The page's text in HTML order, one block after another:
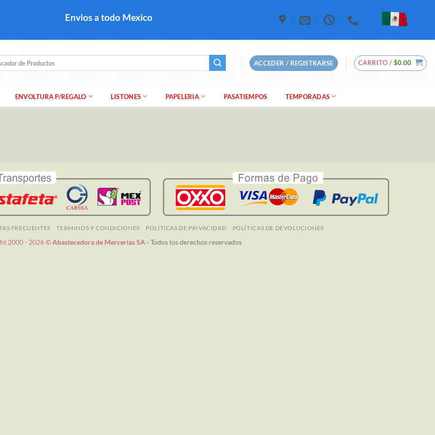
Envios a todo Mexico
ACCEDER / REGISTRARSE CARRITO / $0.00
ENVOLTURA P/REGALO LISTONES PAPELERIA PASATIEMPOS TEMPORADAS
FRECUENTES TERMINOS Y CONDICIONES POLÍTICAS DE PRIVACIDAD POLÍTICAS DE DEVOLUCIONES
2000 - 2026 ©Abastecedora de Mercerias SA -Todos los derechos reservados